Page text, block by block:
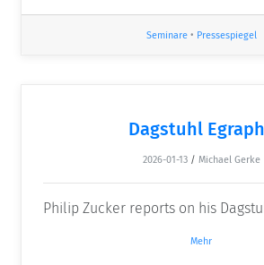
Seminare• Pressespiegel
Dagstuhl
2026-01-13 / Michael Gerke
Philip Zucker reports on his
Mehr